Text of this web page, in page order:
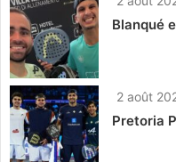
Blanqué
2 août
Pretoria